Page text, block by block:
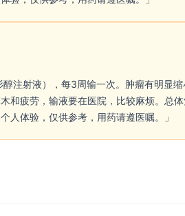
和疲劳，输液要在医院，比较麻烦。总
人体验，仅供参考，用药请遵医嘱。」